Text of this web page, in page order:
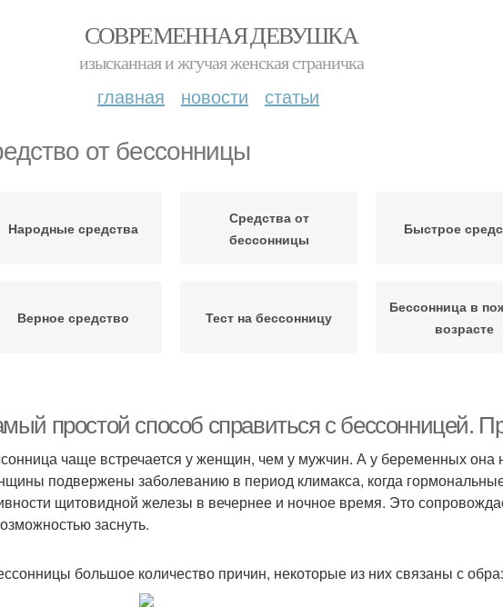
СОВРЕМЕННАЯ ДЕВУШКА
изысканная и жгучая женская страничка
главная новости статьи
от бессонницы
Народные средства
Средства от
бессонницы
Быстрое
Верное средство Тест на бессонницу
Бессонница в
возрасте
неврозах
бессонница
бессонница
бессонница Снотворные средства Сильная
простой способ справиться с бессонницей.
чаще встречается у женщин, чем у мужчин. А у беременных она
подвержены заболеванию в период климакса, когда
щитовидной железы в вечернее и ночное время. Это
заснуть.
большое количество причин, некоторые из них связаны с